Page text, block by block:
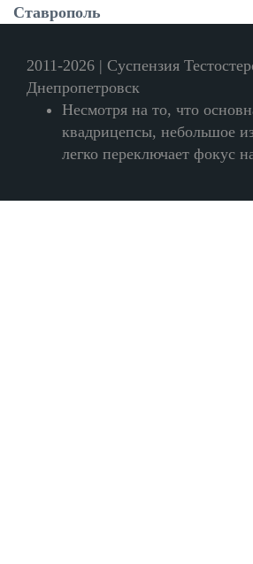
Ставрополь
2011-2026 | Суспензия
Днепропетровск
Несмотря на то, что
квадрицепсы, небольшое
легко переключает фокус